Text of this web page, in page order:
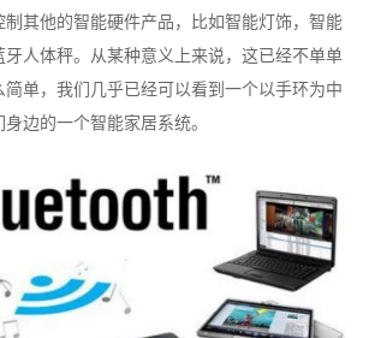
其他的智能硬件产品，比如智能灯饰，智能
人体秤。从某种意义上来说，这已经不单单
单，我们几乎已经可以看到一个以手环为中
边的一个智能家居系统。